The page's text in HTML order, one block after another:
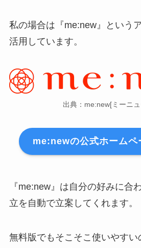
私の場合は『me:new』という
活用しています。
出典：me:new[ミーニ
me:newの公式ホームペ
『me:new』は自分の好みに合
立を自動で立案してくれます。
無料版でもそこそこ使いやすい